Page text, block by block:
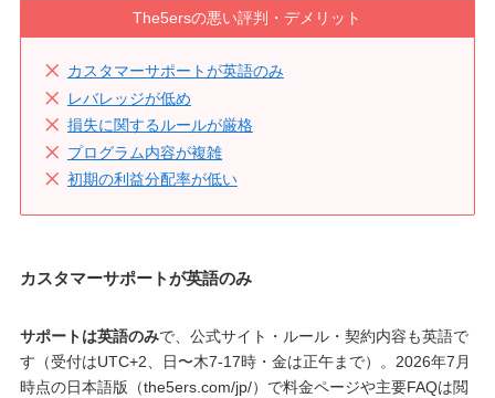
The5ersの悪い評判・デメリット
カスタマーサポートが英語のみ
レバレッジが低め
損失に関するルールが厳格
プログラム内容が複雑
初期の利益分配率が低い
カスタマーサポートが英語のみ
サポートは英語のみで、公式サイト・ルール・契約内容も英語で
す（受付はUTC+2、日〜木7-17時・金は正午まで）。2026年7月
時点の日本語版（the5ers.com/jp/）で料金ページや主要FAQは閲